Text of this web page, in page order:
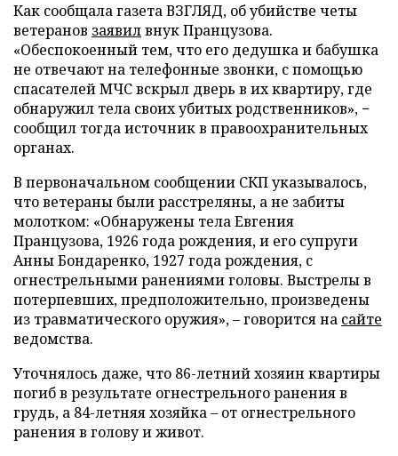
Как сообщала газета ВЗГЛЯД, об убийстве четы
ветеранов заявилвнук Пранцузова.
«Обеспокоенный тем, что его дедушка и бабушка
не отвечают на телефонные звонки, с помощью
спасателей МЧС вскрыл дверь в их квартиру, где
обнаружил тела своих убитых родственников», −
сообщил тогда источник в правоохранительных
органах.
В первоначальном сообщении СКП указывалось,
что ветераны были расстреляны, а не забиты
молотком: «Обнаружены тела Евгения
Пранцузова, 1926 года рождения, и его супруги
Анны Бондаренко, 1927 года рождения, с
огнестрельными ранениями головы. Выстрелы в
потерпевших, предположительно, произведены
из травматического оружия», – говорится на сайте
ведомства.
Уточнялось даже, что 86-летний хозяин квартиры
погиб в результате огнестрельного ранения в
грудь, а 84-летняя хозяйка – от огнестрельного
ранения в голову и живот.